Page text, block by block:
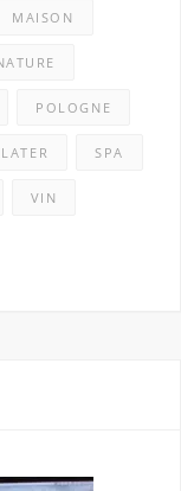
MAISON
POLOGNE
SPA
VIN